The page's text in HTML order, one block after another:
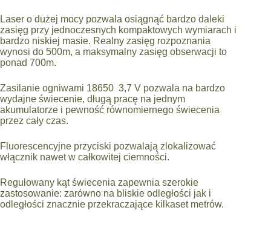
Laser o dużej mocy pozwala osiągnąć bardzo daleki
zasięg przy jednoczesnych kompaktowych wymiarach i
bardzo niskiej masie. Realny zasięg rozpoznania
wynosi do 500m, a maksymalny zasięg obserwacji to
ponad 700m.
Zasilanie ogniwami 18650 3,7 V pozwala na bardzo
wydajne świecenie, długą pracę na jednym
akumulatorze i pewność równomiernego świecenia
przez cały czas.
Fluorescencyjne przyciski pozwalają zlokalizować
włącznik nawet w całkowitej ciemności.
Regulowany kąt świecenia zapewnia szerokie
zastosowanie: zarówno na bliskie odległości jak i
odległości znacznie przekraczające kilkaset metrów.